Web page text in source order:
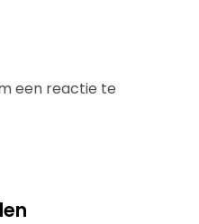
een reactie te